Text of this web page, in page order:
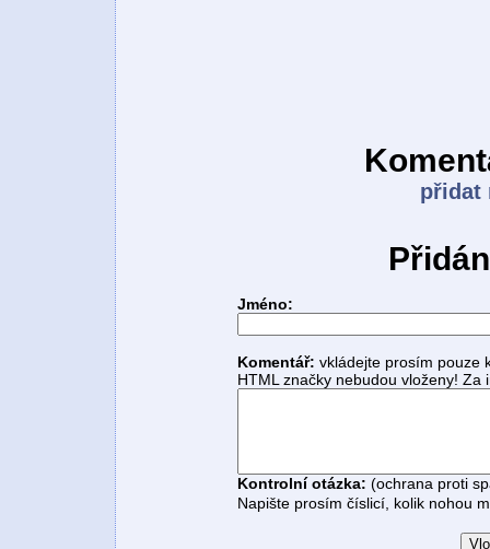
přidat
Jméno:
Komentář: vkládejte prosím pouze
HTML značky nebudou vloženy!
Kontrolní otázka: (ochrana proti
Napište prosím číslicí, kolik nohou